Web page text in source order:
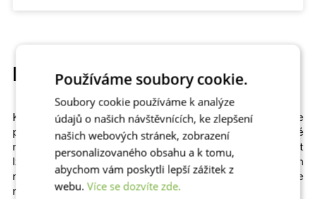
Popis produktu
Kvalitní a cenově dostupnéotevíravéplastové okno si můžete
přizpůsobitna míru. Na výběr máme
různé
rozměry
,prosklení dekory
včetně dřevěných. Zvolit
lze izolační dvojsklo či
trojsklo v kombinaci s teplým
rámečkem
– zkrátka to, co vašemu domu či bytu sedne
nejlépe!
Používáme soubory cookie.
Soubory cookie používáme k analýze
údajů o našich návštěvnících, ke zlepšení
našich webových stránek, zobrazení
personalizovaného obsahu a k tomu,
abychom vám poskytli lepší zážitek z
webu.Více se dozvíte zde.